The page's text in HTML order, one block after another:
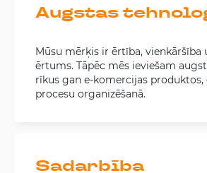
Augstas
Mūsu mērķis ir ērtība, vienkāršība
ērtums. Tāpēc mēs ieviešam
rīkus gan e-komercijas produktos,
procesu organizēšanā.
Sadarbība